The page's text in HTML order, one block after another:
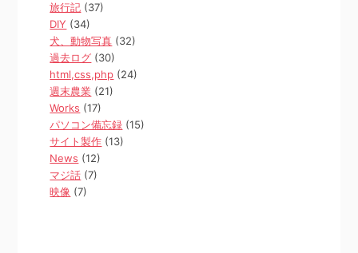
旅行記 (37)
DIY (34)
犬、動物写真 (32)
過去ログ (30)
html,css,php (24)
週末農業 (21)
Works (17)
パソコン備忘録 (15)
サイト製作 (13)
News (12)
マジ話 (7)
映像 (7)